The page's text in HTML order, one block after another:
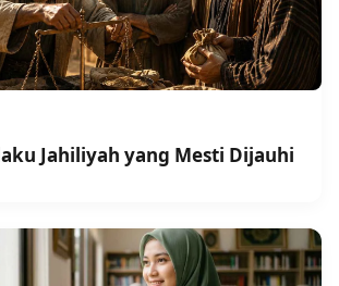
Jahiliyah yang Mesti Dijauhi